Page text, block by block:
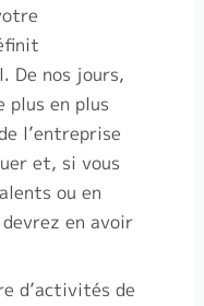
De nos jours,
plus en plus
l’entreprise
et, si vous
ou en
en avoir
d’activités de